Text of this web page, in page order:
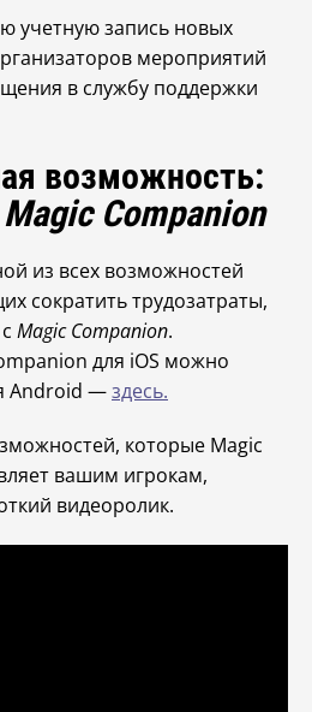
учетную запись новых
мероприятий
в службу поддержки
возможность:
Magic Companion
из всех возможностей
сократить трудозатраты,
Magic Companion.
для iOS можно
Android —здесь.
которые Magic
вашим игрокам,
видеоролик.